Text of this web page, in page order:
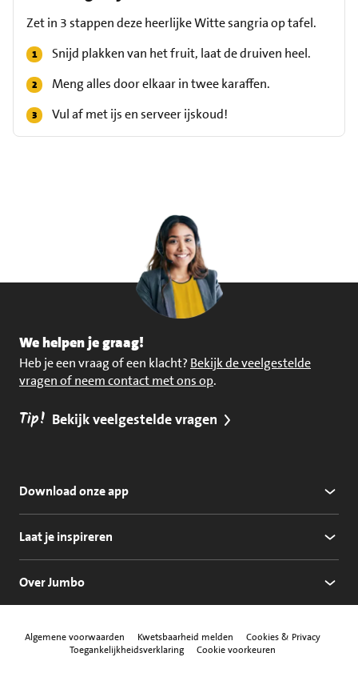
Zet in 3 stappen deze heerlijke Witte sangria op tafel.
Snijd plakken van het fruit, laat de druiven heel.
Meng alles door elkaar in twee karaffen.
Vul af met ijs en serveer ijskoud!
We helpen je graag!
Heb je een vraag of een klacht? Bekijk de veelgestelde
vragen of neem contact met ons op.
Tip! Bekijk veelgestelde vragen
Download onze app
Laat je inspireren
Over Jumbo
Algemene voorwaarden Kwetsbaarheid melden
Cookies & Privacy
Toegankelijkheidsverklaring
Cookie voorkeuren